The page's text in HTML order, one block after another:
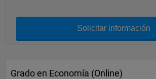
Solicitar información
Grado en Economía (Online)